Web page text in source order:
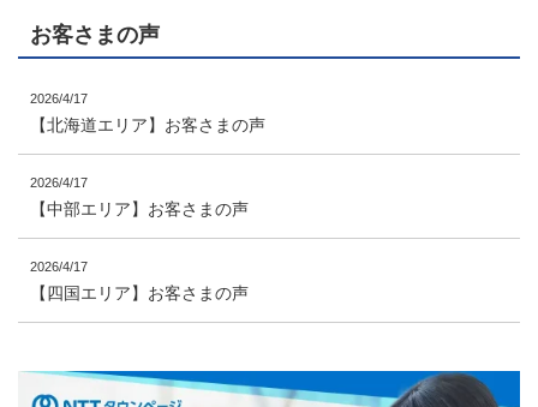
お客さまの声
2026/4/17
【北海道エリア】お客さまの声
2026/4/17
【中部エリア】お客さまの声
2026/4/17
【四国エリア】お客さまの声